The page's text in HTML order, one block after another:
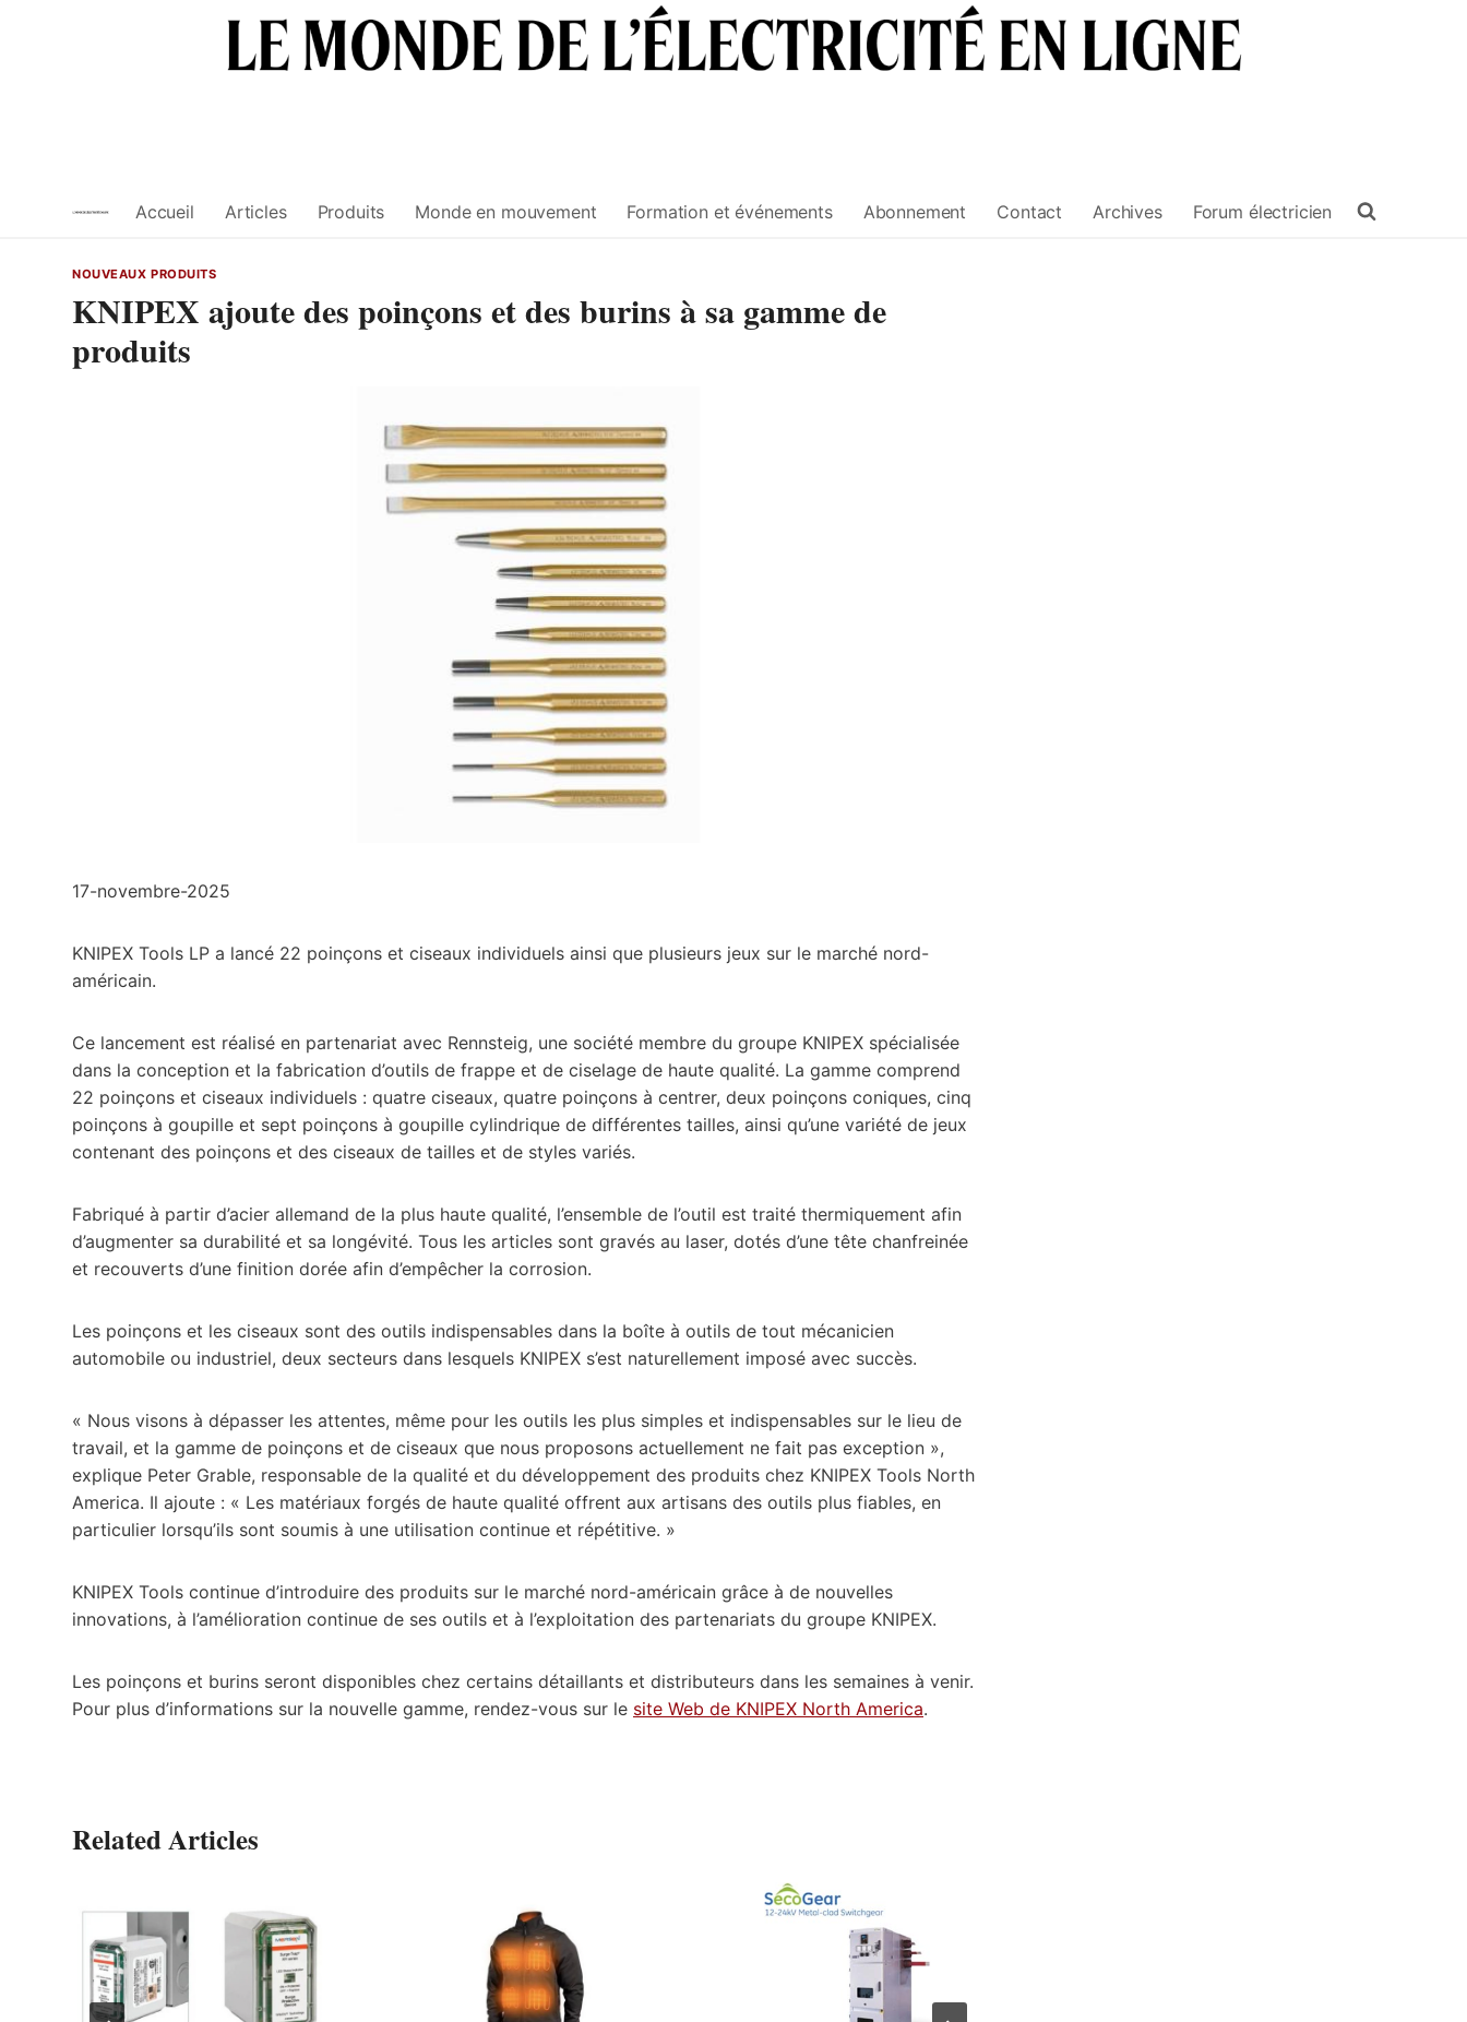
Accueil Articles Produits Monde en mouvement Formation et événements Abonnement Contact Archives Forum électricien
NOUVEAUX PRODUITS
KNIPEX ajoute des poinçons et des burins à sa gamme de
produits
17-novembre-2025
KNIPEX Tools LP a lancé 22 poinçons et ciseaux individuels ainsi que plusieurs jeux sur le marché nord-
américain.
Ce lancement est réalisé en partenariat avec Rennsteig, une société membre du groupe KNIPEX spécialisée
dans la conception et la fabrication d’outils de frappe et de ciselage de haute qualité. La gamme comprend
22 poinçons et ciseaux individuels : quatre ciseaux, quatre poinçons à centrer, deux poinçons coniques, cinq
poinçons à goupille et sept poinçons à goupille cylindrique de différentes tailles, ainsi qu’une variété de jeux
contenant des poinçons et des ciseaux de tailles et de styles variés.
Fabriqué à partir d’acier allemand de la plus haute qualité, l’ensemble de l’outil est traité thermiquement afin
d’augmenter sa durabilité et sa longévité. Tous les articles sont gravés au laser, dotés d’une tête chanfreinée
et recouverts d’une finition dorée afin d’empêcher la corrosion.
Les poinçons et les ciseaux sont des outils indispensables dans la boîte à outils de tout mécanicien
automobile ou industriel, deux secteurs dans lesquels KNIPEX s’est naturellement imposé avec succès.
« Nous visons à dépasser les attentes, même pour les outils les plus simples et indispensables sur le lieu de
travail, et la gamme de poinçons et de ciseaux que nous proposons actuellement ne fait pas exception »,
explique Peter Grable, responsable de la qualité et du développement des produits chez KNIPEX Tools North
America. Il ajoute : « Les matériaux forgés de haute qualité offrent aux artisans des outils plus fiables, en
particulier lorsqu’ils sont soumis à une utilisation continue et répétitive. »
KNIPEX Tools continue d’introduire des produits sur le marché nord-américain grâce à de nouvelles
innovations, à l’amélioration continue de ses outils et à l’exploitation des partenariats du groupe KNIPEX.
Les poinçons et burins seront disponibles chez certains détaillants et distributeurs dans les semaines à venir.
Pour plus d’informations sur la nouvelle gamme, rendez-vous sur le site Web de KNIPEX North America.
Related Articles